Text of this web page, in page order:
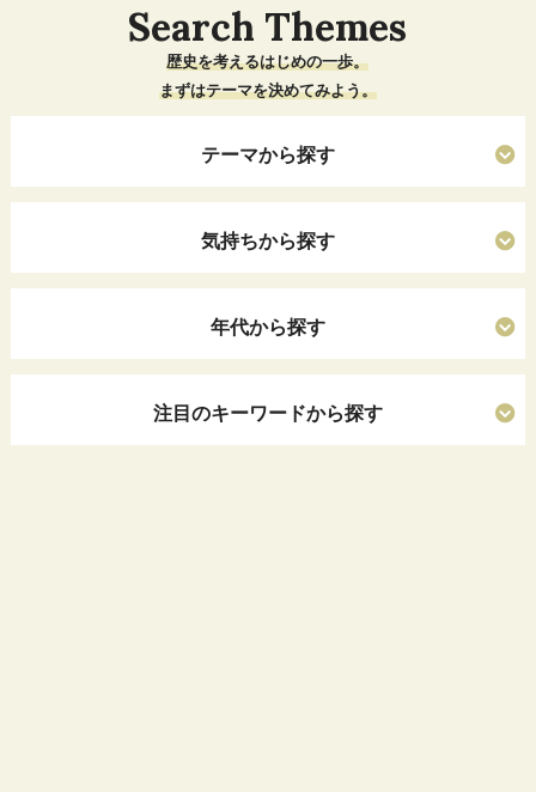
Search Themes
歴史を考えるはじめの一歩。
まずはテーマを決めてみよう。
テーマから探す
気持ちから探す
年代から探す
注目のキーワードから探す